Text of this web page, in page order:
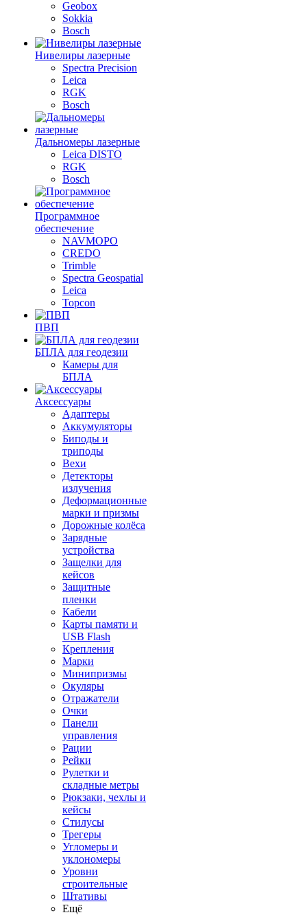
Geobox
Sokkia
Bosch
Нивелиры лазерные
Spectra Precision
Leica
RGK
Bosch
Дальномеры лазерные
Leica DISTO
RGK
Bosch
Программное
обеспечение
NAVMOPO
CREDO
Trimble
Spectra Geospatial
Leica
Topcon
ПВП
БПЛА для геодезии
Камеры для
БПЛА
Аксессуары
Адаптеры
Аккумуляторы
Биподы и
триподы
Вехи
Детекторы
излучения
Деформационные
марки и призмы
Дорожные колёса
Зарядные
устройства
Защелки для
кейсов
Защитные
пленки
Кабели
Карты памяти и
USB Flash
Крепления
Марки
Минипризмы
Окуляры
Отражатели
Очки
Панели
управления
Рации
Рейки
Рулетки и
складные метры
Рюкзаки, чехлы и
кейсы
Стилусы
Трегеры
Угломеры и
уклономеры
Уровни
строительные
Штативы
Ещё